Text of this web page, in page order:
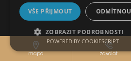
mapa zavolat
VŠE PŘIJMOUT
ZOBRAZIT PODROBNOSTI
POWERED BY COOKIESCRIPT